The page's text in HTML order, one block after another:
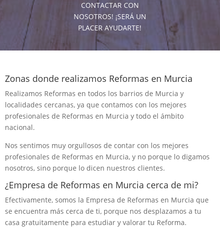
CONTACTAR CON
NOSOTROS! ¡SERÁ UN
PLACER AYUDARTE!
Zonas donde realizamos Reformas en Murcia
Realizamos Reformas en todos los barrios de Murcia y
localidades cercanas, ya que contamos con los mejores
profesionales de Reformas en Murcia y todo el ámbito
nacional.
Nos sentimos muy orgullosos de contar con los mejores
profesionales de Reformas en Murcia, y no porque lo digamos
nosotros, sino porque lo dicen nuestros clientes.
¿Empresa de Reformas en Murcia cerca de mi?
Efectivamente, somos la Empresa de Reformas en Murcia que
se encuentra más cerca de ti, porque nos desplazamos a tu
casa gratuitamente para estudiar y valorar tu Reforma.